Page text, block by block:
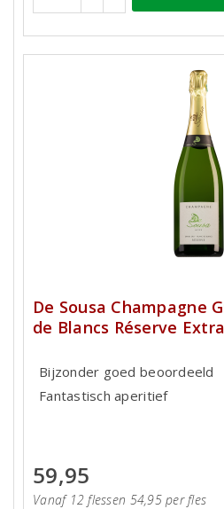
De Sousa Champagne
de Blancs Réserve
Bijzonder goed beoordeeld
Fantastisch aperitief
59,95
Vanaf 12 flessen 54,95 per fles